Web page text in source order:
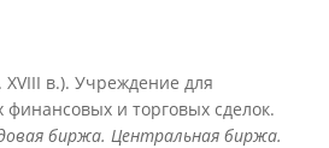
XVIII в.). Учреждение для
и торговых сделок.
биржа. Центральная биржа.